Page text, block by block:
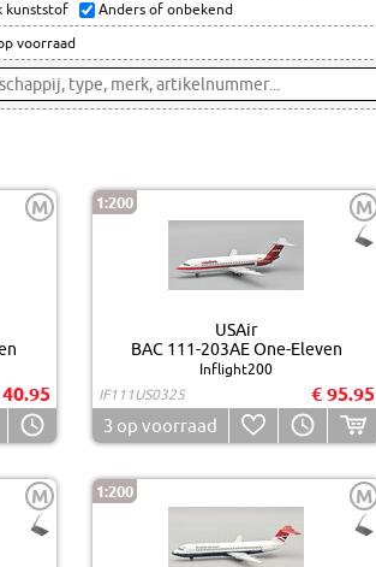
kunststof Anders of onbekend
voorraad
M 1:200 M
USAir
BAC 111-203AE One-Eleven
Inflight200
IF111US0325
€ 95.95
3 op voorraad
M 1:200 M